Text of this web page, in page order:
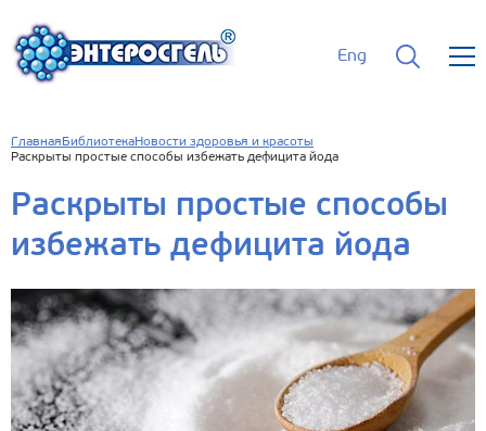
Eng
Главная БиблиотекаНовости здоровья и красоты
Раскрыты простые способы избежать дефицита йода
Раскрыты простые способы
избежать дефицита йода